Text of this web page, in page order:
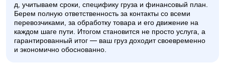
д, учитываем сроки, специфику груза и финансовый план.
Берем полную ответственность за контакты со всеми
перевозчиками, за обработку товара и его движение на
каждом шаге пути. Итогом становится не просто услуга, а
гарантированный итог — ваш груз доходит своевременно
и экономично обоснованно.